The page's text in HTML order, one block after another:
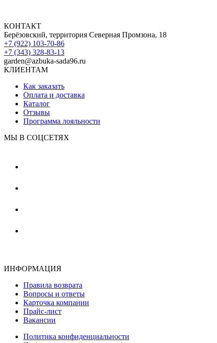
КОНТАКТ
Берёзовский, территория Северная Промзона, 18
+7 (922) 103-70-86
+7 (343) 328-83-13
garden@azbuka-sada96.ru
КЛИЕНТАМ
Как заказать
Оплата и доставка
Каталог
Отзывы
Программа лояльности
МЫ В СОЦСЕТЯХ
ИНФОРМАЦИЯ
Правила возврата
Вопросы и ответы
Карточка компании
Прайс-лист
Вакансии
Политика конфиденциальности